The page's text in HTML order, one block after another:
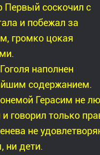
Первый соскочил с
и побежал за
громко цокая
наполнен
содержанием.
Герасим не
и говорил только
не
ни дети.